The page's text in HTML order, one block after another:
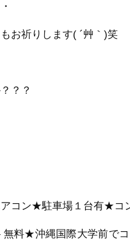
お祈りします( ´艸｀)笑
？？
コン★駐車場１台有★コ
料★沖縄国際大学前で